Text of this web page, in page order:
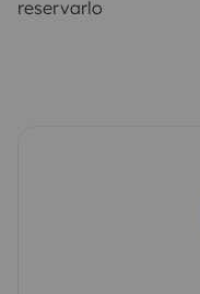
reservarlo